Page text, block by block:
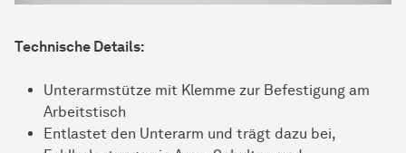
Technische Details:
Unterarmstütze mit Klemme zur Befestigung am
Arbeitstisch
Entlastet den Unterarm und trägt dazu bei,